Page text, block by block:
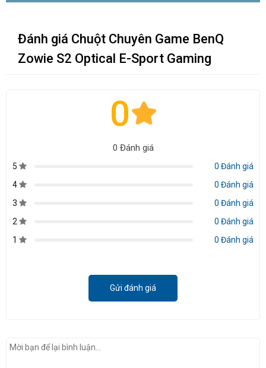
Đánh giá Chuột Chuyên Game BenQ
Zowie S2 Optical E-Sport Gaming
0
0 Đánh giá
5
0 Đánh giá
4
0 Đánh giá
3
0 Đánh giá
2
0 Đánh giá
1
0 Đánh giá
Gửi đánh giá